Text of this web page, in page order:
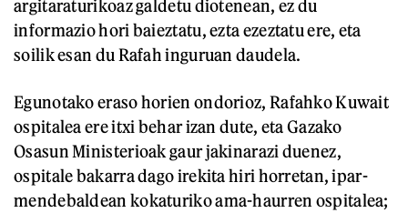
argitaraturikoaz galdetu diotenean, ez du
informazio hori baieztatu, ezta ezeztatu ere, eta
soilik esan du Rafah inguruan daudela.
Egunotako eraso horien ondorioz, Rafahko Kuwait
ospitalea ere itxi behar izan dute, eta Gazako
Osasun Ministerioak gaur jakinarazi duenez,
ospitale bakarra dago irekita hiri horretan, ipar-
mendebaldean kokaturiko ama-haurren ospitalea;